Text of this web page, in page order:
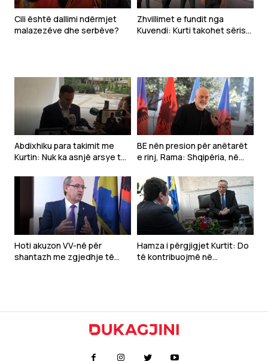
Cili është dallimi ndërmjet
malazezëve dhe serbëve?
Zhvillimet e fundit nga
Kuvendi: Kurti takohet sërish
Abdixhiku para takimit me
Kurtin: Nuk ka asnjë arsye të
Kuvendit
BE nën presion për anëtarët
e rinj, Rama: Shqipëria, në
Hoti akuzon VV-në për
shantazh me zgjedhje të
Hamza i përgjigjet Kurtit: Do
të kontribuojmë në